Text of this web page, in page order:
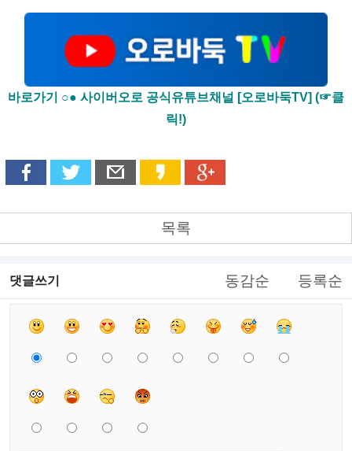
바로가기 ○● 사이버오로 공식유튜브채널 [오로바둑TV] (☞클
릭!)
목록
댓글쓰기 동감순 등록순